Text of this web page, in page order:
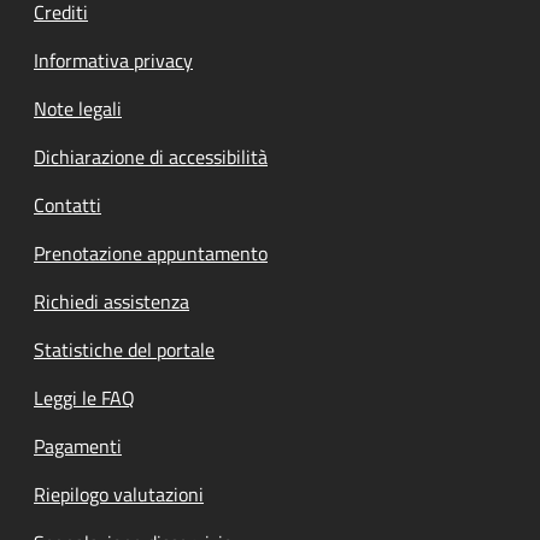
Crediti
Informativa privacy
Note legali
Dichiarazione di accessibilità
Contatti
Prenotazione appuntamento
Richiedi assistenza
Statistiche del portale
Leggi le FAQ
Pagamenti
Riepilogo valutazioni